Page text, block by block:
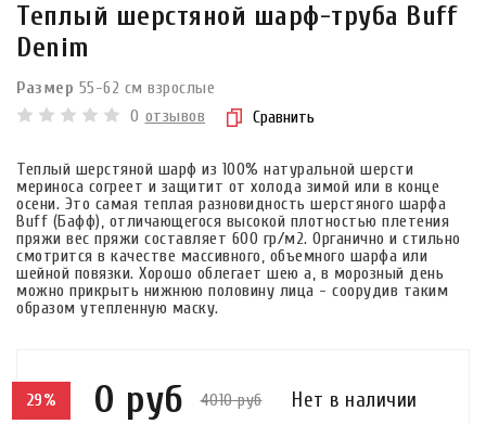
Теплый шерстяной шарф-труба Buff
Denim
Размер 55-62 см взрослые
0 отзывов Сравнить
Теплый шерстяной шарф из 100% натуральной шерсти
мериноса согреет и защитит от холода зимой или в конце
осени. Это самая теплая разновидность шерстяного шарфа
Buff (Бафф), отличающегося высокой плотностью плетения
пряжи вес пряжи составляет 600 гр/м2. Органично и стильно
смотрится в качестве массивного, объемного шарфа или
шейной повязки. Хорошо облегает шею а, в морозный день
можно прикрыть нижнюю половину лица - соорудив таким
образом утепленную маску.
29% 0 руб 4010 руб Нет в наличии